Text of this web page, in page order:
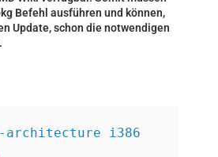
Befehl ausführen und können,
Update, schon die notwendigen
architecture i386